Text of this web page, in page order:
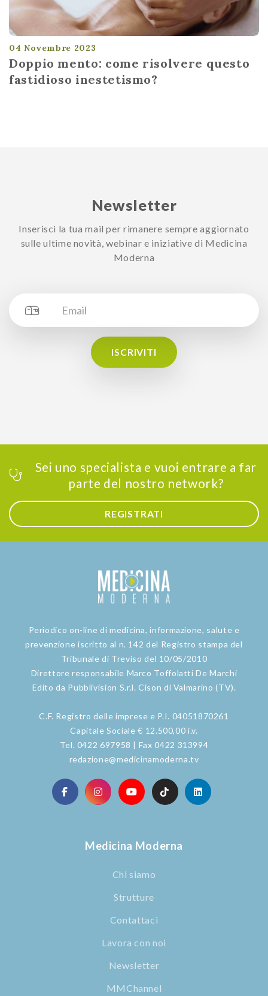
04 Novembre 2023
Doppio mento: come risolvere questo
fastidioso inestetismo?
Newsletter
Inserisci la tua mail per rimanere sempre aggiornato
sulle ultime novità, webinar e iniziative di Medicina
Moderna
ISCRIVITI
Sei uno specialista e vuoi entrare a far
parte del nostro network?
REGISTRATI
Periodico on-line di medicina, informazione, salute e
prevenzione iscritto al n. 142 del Registro stampa del
Tribunale di Treviso del 10/05/2010
Direttore responsabile Marco Toffolatti De Marchi
Edito da Pubblivision S.r.l. Cison di Valmarino (TV).
C.F. Registro delle imprese e P.I. 04051870261
Capitale Sociale € 12.500,00 i.v.
Tel. 0422 697958 | Fax 0422 313994
redazione@medicinamoderna.tv
Medicina Moderna
Chi siamo
Strutture
Contattaci
Lavora con noi
Newsletter
MMChannel